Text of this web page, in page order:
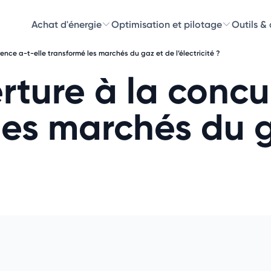
Achat d'énergie Optimisation et pilotage Outils &
a-t-elle transformé les marchés du gaz et de l’électricité ?
à la
marchés du
Choisissez les